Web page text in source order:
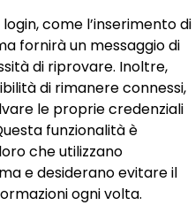
come l’inserimento di
fornirà un messaggio di
di riprovare. Inoltre,
di rimanere connessi,
le proprie credenziali
funzionalità è
che utilizzano
e desiderano evitare il
ogni volta.